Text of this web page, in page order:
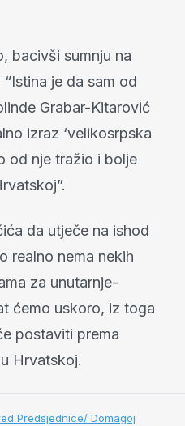
bacivši sumnju na
je da sam od
Grabar-Kitarović
izraz ‘velikosrpska
od nje tražio i bolje
da utječe na ishod
realno nema nekih
za unutarnje-
ćemo uskoro, iz toga
postaviti prema
Hrvatskoj.
Predsjednice/ Domagoj